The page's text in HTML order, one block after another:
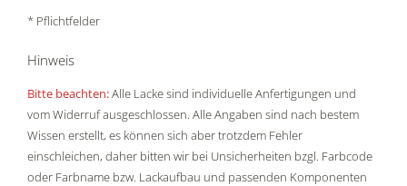
* Pflichtfelder
Hinweis
Bitte beachten:Alle Lacke sind individuelle Anfertigungen und
vom Widerruf ausgeschlossen. Alle Angaben sind nach bestem
Wissen erstellt, es können sich aber trotzdem Fehler
einschleichen, daher bitten wir bei Unsicherheiten bzgl. Farbcode
oder Farbname bzw. Lackaufbau und passenden Komponenten